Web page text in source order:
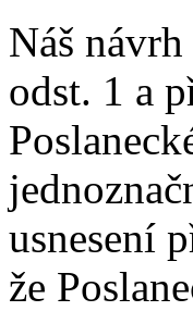
Náš
odst. 1 a
usnesení
že